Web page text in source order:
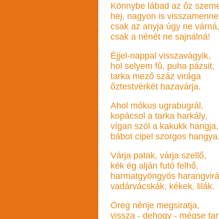
Könnybe lábad az őz
hej, nagyon is
csak az anyja úgy ne várná,
csak a nénét ne sajnálná!
Éjjel-nappal visszavágyik,
hol selyem fû, puha pázsit,
tarka mező száz virága
őztestvérkét hazavárja.
Ahol mókus ugrabugrál,
kopácsol a tarka harkály,
vígan szól a kakukk hangja,
bábot cipel szorgos hangya.
Várja patak, várja szellő,
kék ég alján futó felhő,
harmatgyöngyös
vadárvácskák, kékek, lilák.
Öreg nénje megsiratja,
vissza - dehogy - mégse